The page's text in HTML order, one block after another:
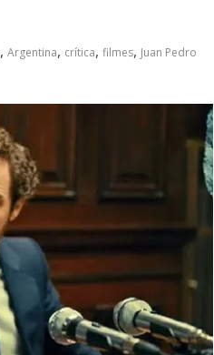
, Argentina, crítica, filmes, Juan Pedro